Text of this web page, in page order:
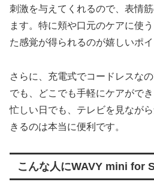
刺激を与えてくれるので、表情
ます。特に頬や口元のケアに使
た感覚が得られるのが嬉しいポイ
さらに、充電式でコードレスな
でも、どこでも手軽にケアがで
忙しい日でも、テレビを見なが
きるのは本当に便利です。
こんな人にWAVY mini for